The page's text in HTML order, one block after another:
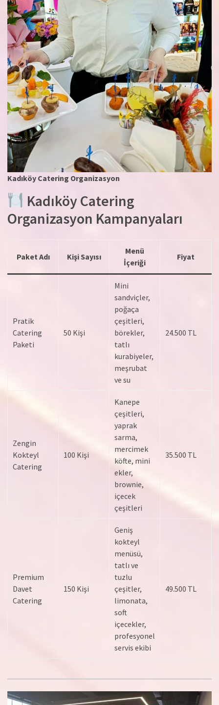
Kadıköy Catering Organizasyon
Kadıköy Catering
Organizasyon Kampanyaları
Paket Adı Kişi Sayısı
Menü
İçeriği
Fiyat
Pratik
Catering
Paketi
50 Kişi
Mini
sandviçler,
poğaça
çeşitleri,
börekler,
tatlı
kurabiyeler,
meşrubat
ve su
24.500 TL
Zengin
Kokteyl
Catering
100 Kişi
Kanepe
çeşitleri,
yaprak
sarma,
mercimek
köfte, mini
ekler,
brownie,
içecek
çeşitleri
35.500 TL
Premium
Davet
Catering
150 Kişi
Geniş
kokteyl
menüsü,
tatlı ve
tuzlu
çeşitler,
limonata,
soft
içecekler,
profesyonel
servis ekibi
49.500 TL